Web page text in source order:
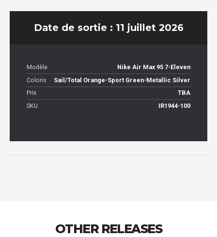
Date de sortie : 11 juillet 2026
Modèle
Nike Air Max 95 7-Eleven
Coloris
Sail/Total Orange-Sport Green-Metallic Silver
Prix
TBA
SKU
IR1944-100
OTHER RELEASES